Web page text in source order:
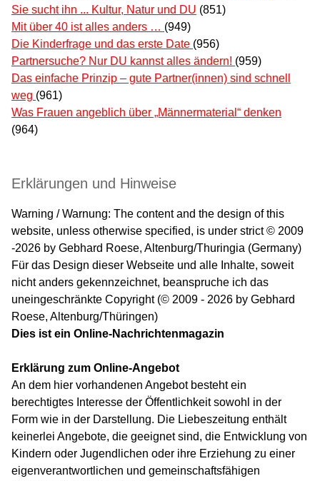
Sie sucht ihn ... Kultur, Natur und DU (851)
Mit über 40 ist alles anders … (949)
Die Kinderfrage und das erste Date (956)
Partnersuche? Nur DU kannst alles ändern! (959)
Das einfache Prinzip – gute Partner(innen) sind schnell
weg (961)
Was Frauen angeblich über „Männermaterial“ denken
(964)
Erklärungen und Hinweise
Warning / Warnung: The content and the design of this
website, unless otherwise specified, is under strict © 2009
-2026 by Gebhard Roese, Altenburg/Thuringia (Germany)
Für das Design dieser Webseite und alle Inhalte, soweit
nicht anders gekennzeichnet, beanspruche ich das
uneingeschränkte Copyright (© 2009 - 2026 by Gebhard
Roese, Altenburg/Thüringen)
Dies ist ein Online-Nachrichtenmagazin
Erklärung zum Online-Angebot
An dem hier vorhandenen Angebot besteht ein
berechtigtes Interesse der Öffentlichkeit sowohl in der
Form wie in der Darstellung. Die Liebeszeitung enthält
keinerlei Angebote, die geeignet sind, die Entwicklung von
Kindern oder Jugendlichen oder ihre Erziehung zu einer
eigenverantwortlichen und gemeinschaftsfähigen